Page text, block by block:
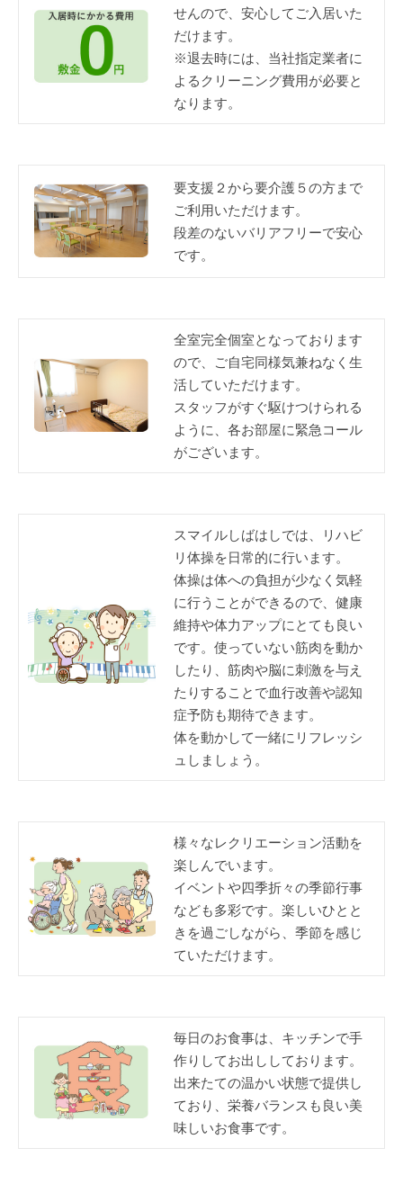
せんので、安心してご入居いた
だけます。
※退去時には、当社指定業者に
よるクリーニング費用が必要と
なります。
要支援２から要介護５の方まで
ご利用いただけます。
段差のないバリアフリーで安心
です。
全室完全個室となっております
ので、ご自宅同様気兼ねなく生
活していただけます。
スタッフがすぐ駆けつけられる
ように、各お部屋に緊急コール
がございます。
スマイルしばはしでは、リハビ
リ体操を日常的に行います。
体操は体への負担が少なく気軽
に行うことができるので、健康
維持や体力アップにとても良い
です。使っていない筋肉を動か
したり、筋肉や脳に刺激を与え
たりすることで血行改善や認知
症予防も期待できます。
体を動かして一緒にリフレッシ
ュしましょう。
様々なレクリエーション活動を
楽しんでいます。
イベントや四季折々の季節行事
なども多彩です。楽しいひとと
きを過ごしながら、季節を感じ
ていただけます。
毎日のお食事は、キッチンで手
作りしてお出ししております。
出来たての温かい状態で提供し
ており、栄養バランスも良い美
味しいお食事です。